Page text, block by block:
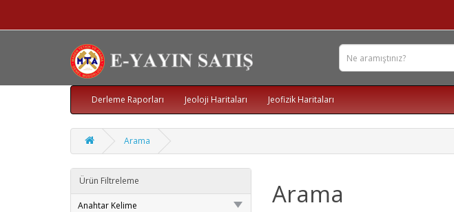
Derleme Raporları Jeoloji Haritaları Jeofizik Haritaları
Arama
Ürün Filtreleme
Anahtar Kelime Arama